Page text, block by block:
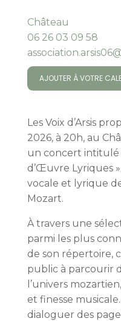
Château
06 26 03 09 58
AJOUTER À VOTRE
Les Voix d’Arsis
2026, à 20h, au
un concert intitulé
d’Œuvre Lyriques
vocale et lyrique
Mozart.
À travers une
parmi les plus
de son répertoire,
public à parcourir
l’univers
et finesse
dialoguer des